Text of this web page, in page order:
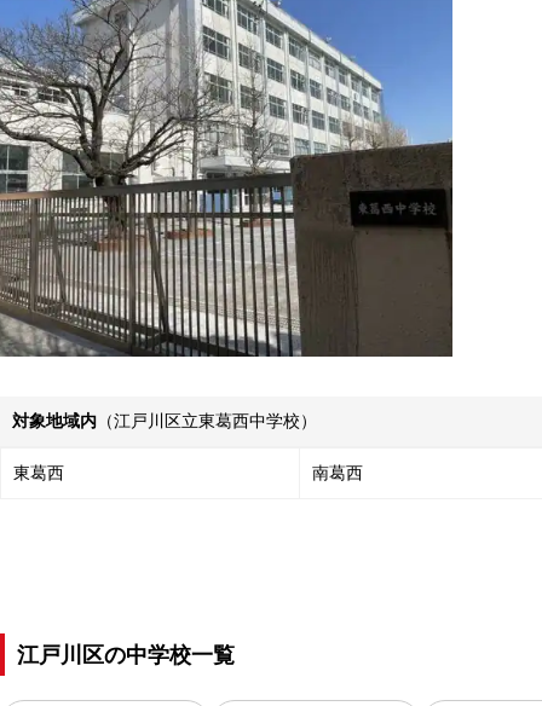
対象地域内 （江戸川区立東葛西中学校）
東葛西 南葛西
江戸川区の中学校一覧